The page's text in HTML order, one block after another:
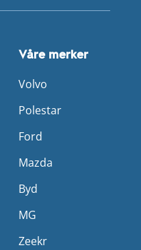
Våre merker
Volvo
Polestar
Ford
Mazda
Byd
MG
Zeekr